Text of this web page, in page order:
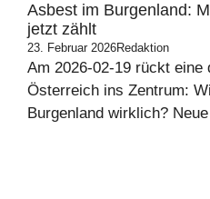
Asbest im Burgenland:
jetzt zählt
23. Februar 2026Redaktion
Am 2026-02-19 rückt eine
Österreich ins Zentrum:
Burgenland wirklich?